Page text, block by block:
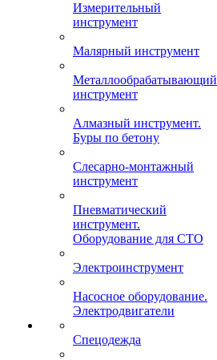
Измерительный
инструмент
Малярный инструмент
Металлообрабатывающий
инструмент
Алмазный инструмент.
Буры по бетону
Слесарно-монтажный
инструмент
Пневматический
инструмент.
Оборудование для СТО
Электроинструмент
Насосное оборудование.
Электродвигатели
Спецодежда